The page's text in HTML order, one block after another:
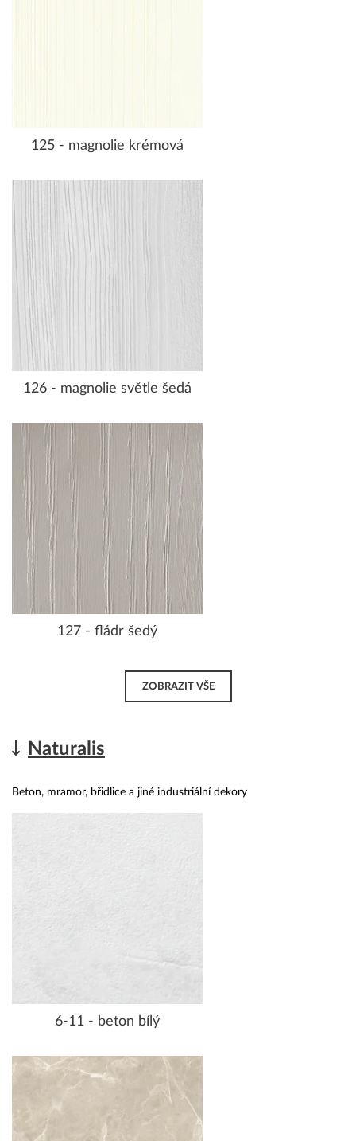
125 - magnolie krémová
126 - magnolie světle šedá
127 - fládr šedý
ZOBRAZIT VŠE
Naturalis
Beton, mramor, břidlice a jiné industriální dekory
6-11 - beton bílý